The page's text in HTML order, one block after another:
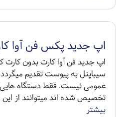
اپ جدید پکس فن آوا
اپ جدید فن آوا کارت بدون کارت
سیباپنل به پیوست تقدیم
عمومی نیست. فقط دستگاه
تخصیص شده اند میتوانند از این
بیشتر